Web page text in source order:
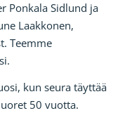
Ponkala Sidlund ja
Laakkonen,
Teemme
kun seura täyttää
50 vuotta.